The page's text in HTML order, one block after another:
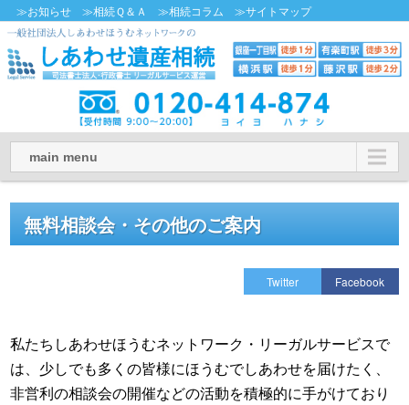
≫お知らせ ≫相続Ｑ＆Ａ ≫相続コラム ≫サイトマップ
main menu
無料相談会・その他のご案内
Twitter Facebook
私たちしあわせほうむネットワーク・リーガルサービスで
は、少しでも多くの皆様にほうむでしあわせを届けたく、
非営利の相談会の開催などの活動を積極的に手がけており